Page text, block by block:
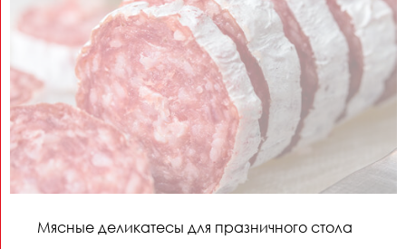
Мясные деликатесы для празничного стола